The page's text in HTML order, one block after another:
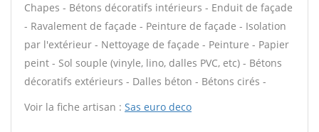
Chapes - Bétons décoratifs intérieurs - Enduit de façade
- Ravalement de façade - Peinture de façade - Isolation
par l'extérieur - Nettoyage de façade - Peinture - Papier
peint - Sol souple (vinyle, lino, dalles PVC, etc) - Bétons
décoratifs extérieurs - Dalles béton - Bétons cirés -
Voir la fiche artisan : Sas euro deco